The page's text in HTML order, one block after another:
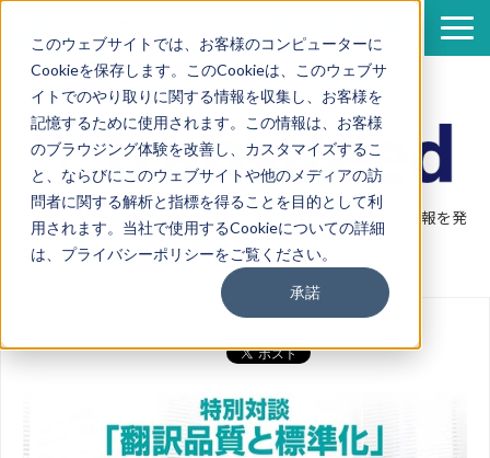
このウェブサイトでは、お客様のコンピューターに
Cookieを保存します。このCookieは、このウェブサ
イトでのやり取りに関する情報を収集し、お客様を
記憶するために使用されます。この情報は、お客様
のブラウジング体験を改善し、カスタマイズするこ
と、ならびにこのウェブサイトや他のメディアの訪
問者に関する解析と指標を得ることを目的として利
用されます。当社で使用するCookieについての詳細
は、プライバシーポリシーをご覧ください。
承諾
サービス
導入事例
資料一覧
セミナー情報
企業情報
翻訳ブログ
翻訳・機械翻訳・ポストエディットなど翻訳に関連する情報を発
信